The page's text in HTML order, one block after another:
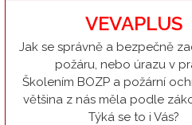
VEVAPLUS
Jak se správně a bezpečně
požáru, nebo úrazu v
Školením BOZP a požární
většina z nás měla podle
Týká se to i Vás?